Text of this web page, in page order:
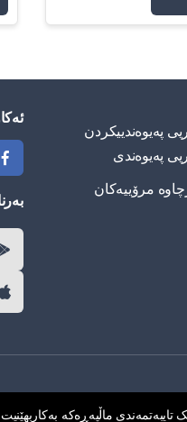
ماڵپەڕەکە
په‌یوه‌ندییكردن
په‌یوه‌ندی
مرۆییەکان